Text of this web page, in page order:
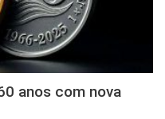
anos com nova